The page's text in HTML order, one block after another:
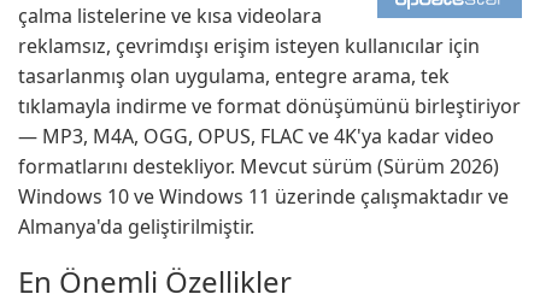
çalma listelerine ve kısa videolara
reklamsız, çevrimdışı erişim isteyen kullanıcılar için
tasarlanmış olan uygulama, entegre arama, tek
tıklamayla indirme ve format dönüşümünü birleştiriyor
— MP3, M4A, OGG, OPUS, FLAC ve 4K'ya kadar video
formatlarını destekliyor. Mevcut sürüm (Sürüm 2026)
Windows 10 ve Windows 11 üzerinde çalışmaktadır ve
Almanya'da geliştirilmiştir.
En Önemli Özellikler